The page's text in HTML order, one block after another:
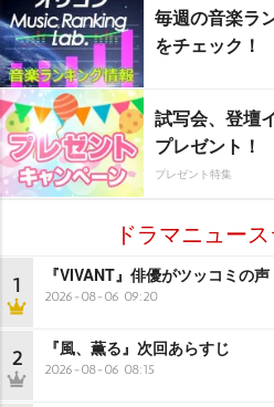
毎週の音楽ラ
をチェック！
試写会、登壇
プレゼント！
プレゼント特集
ドラマニュー
1 『VIVANT』俳優がツッコミの声
2026-08-06 09:20
2 『風、薫る』次回あらすじ
2026-08-06 08:15